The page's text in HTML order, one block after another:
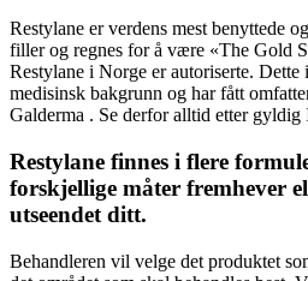
Restylane er verdens mest benyttede
filler og regnes for å være «The Gold
Restylane i Norge er autoriserte.
medisinsk bakgrunn og har fått
Galderma . Se derfor alltid etter
Restylane finnes i flere
forskjellige måter fremhever
utseendet ditt.
Behandleren vil velge det produktet